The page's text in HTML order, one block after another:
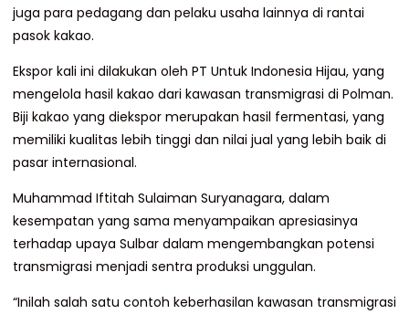
juga para pedagang dan pelaku usaha lainnya di rantai
pasok kakao.
Ekspor kali ini dilakukan oleh PT Untuk Indonesia Hijau, yang
mengelola hasil kakao dari kawasan transmigrasi di Polman.
Biji kakao yang diekspor merupakan hasil fermentasi, yang
memiliki kualitas lebih tinggi dan nilai jual yang lebih baik di
pasar internasional.
Muhammad Iftitah Sulaiman Suryanagara, dalam
kesempatan yang sama menyampaikan apresiasinya
terhadap upaya Sulbar dalam mengembangkan potensi
transmigrasi menjadi sentra produksi unggulan.
“Inilah salah satu contoh keberhasilan kawasan transmigrasi